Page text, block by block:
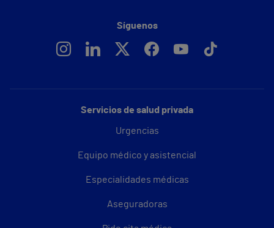
Servicios de salud privada
Urgencias
Equipo médico y asistencial
Especialidades médicas
Aseguradoras
Síguenos